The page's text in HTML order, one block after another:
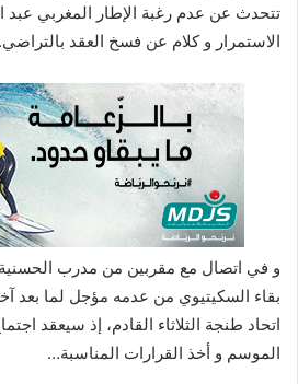
تتحدث عن عدم رغبة الإطار المغربي عبد
الاستمرار و كلام عن فسخ العقد بالتراضي.
و في اتصال مع مقربين من مدرب
بقاء السكيتيوي من عدمه مؤجل لما بعد
اتحاد طنجة الثلاثاء القادم، إذ سيعقد
الموسم و أخذ القرارات المناسبة…